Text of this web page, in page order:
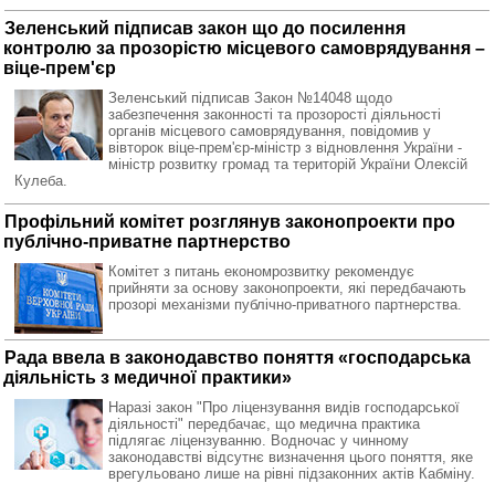
Зеленський підписав закон що до посилення
контролю за прозорістю місцевого самоврядування –
віце-прем'єр
Зеленський підписав Закон №14048 щодо
забезпечення законності та прозорості діяльності
органів місцевого самоврядування, повідомив у
вівторок віце-прем'єр-міністр з відновлення України -
міністр розвитку громад та територій України Олексій
Кулеба.
Профільний комітет розглянув законопроекти про
публічно-приватне партнерство
Комітет з питань економрозвитку рекомендує
прийняти за основу законопроекти, які передбачають
прозорі механізми публічно-приватного партнерства.
Рада ввела в законодавство поняття «господарська
діяльність з медичної практики»
Наразі закон "Про ліцензування видів господарської
діяльності" передбачає, що медична практика
підлягає ліцензуванню. Водночас у чинному
законодавстві відсутнє визначення цього поняття, яке
врегульовано лише на рівні підзаконних актів Кабміну.